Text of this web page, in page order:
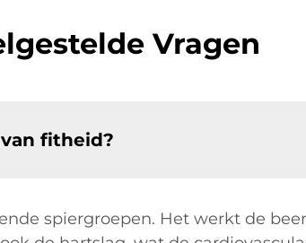
Vragen
fitheid?
spiergroepen. Het werkt de